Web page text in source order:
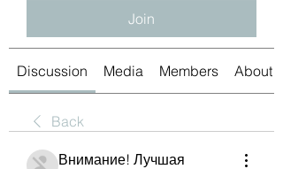
Join
Discussion Media Members About
Back
Внимание! Лучшая